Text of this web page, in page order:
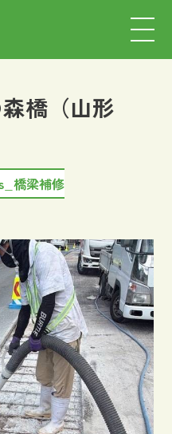
森橋（山形
橋梁補修